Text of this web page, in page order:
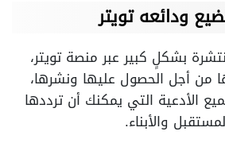
ودائعه تويتر
بشكلٍ كبير عبر منصة تويتر،
من أجل الحصول عليها ونشرها،
الأدعية التي يمكنك أن ترددها
والأبناء.